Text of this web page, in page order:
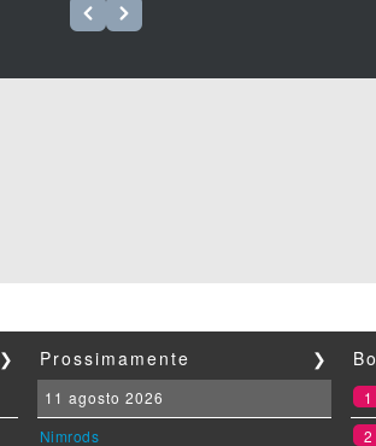
❯ Prossimamente ❯
11 agosto 2026
Nimrods
1
2